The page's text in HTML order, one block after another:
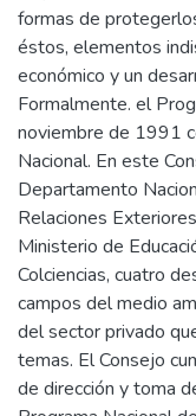
formas de
éstos, elementos
económico y un
Formalmente. el
noviembre de 1991
Nacional. En este
Departamento
Relaciones
Ministerio de
Colciencias, cuatro
campos del medio
del sector privado
temas. El Consejo
de dirección y toma